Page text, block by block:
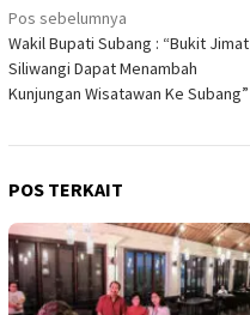
Navigasi
pos
Pos sebelumnya
Wakil Bupati Subang : “Bukit Jimat
Siliwangi Dapat Menambah
Kunjungan Wisatawan Ke Subang”
POS TERKAIT